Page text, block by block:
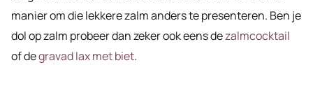
manier om die lekkere zalm anders te presenteren. Ben je
dol op zalm probeer dan zeker ook eens dezalmcocktail
of degravad lax met biet.